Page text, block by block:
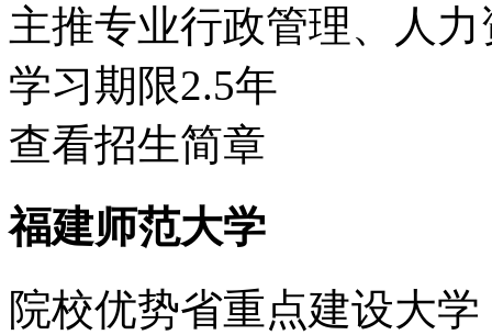
主推专业行政管理、人
学习期限2.5年
查看招生简章
福建师范大学
院校优势省重点建设大学